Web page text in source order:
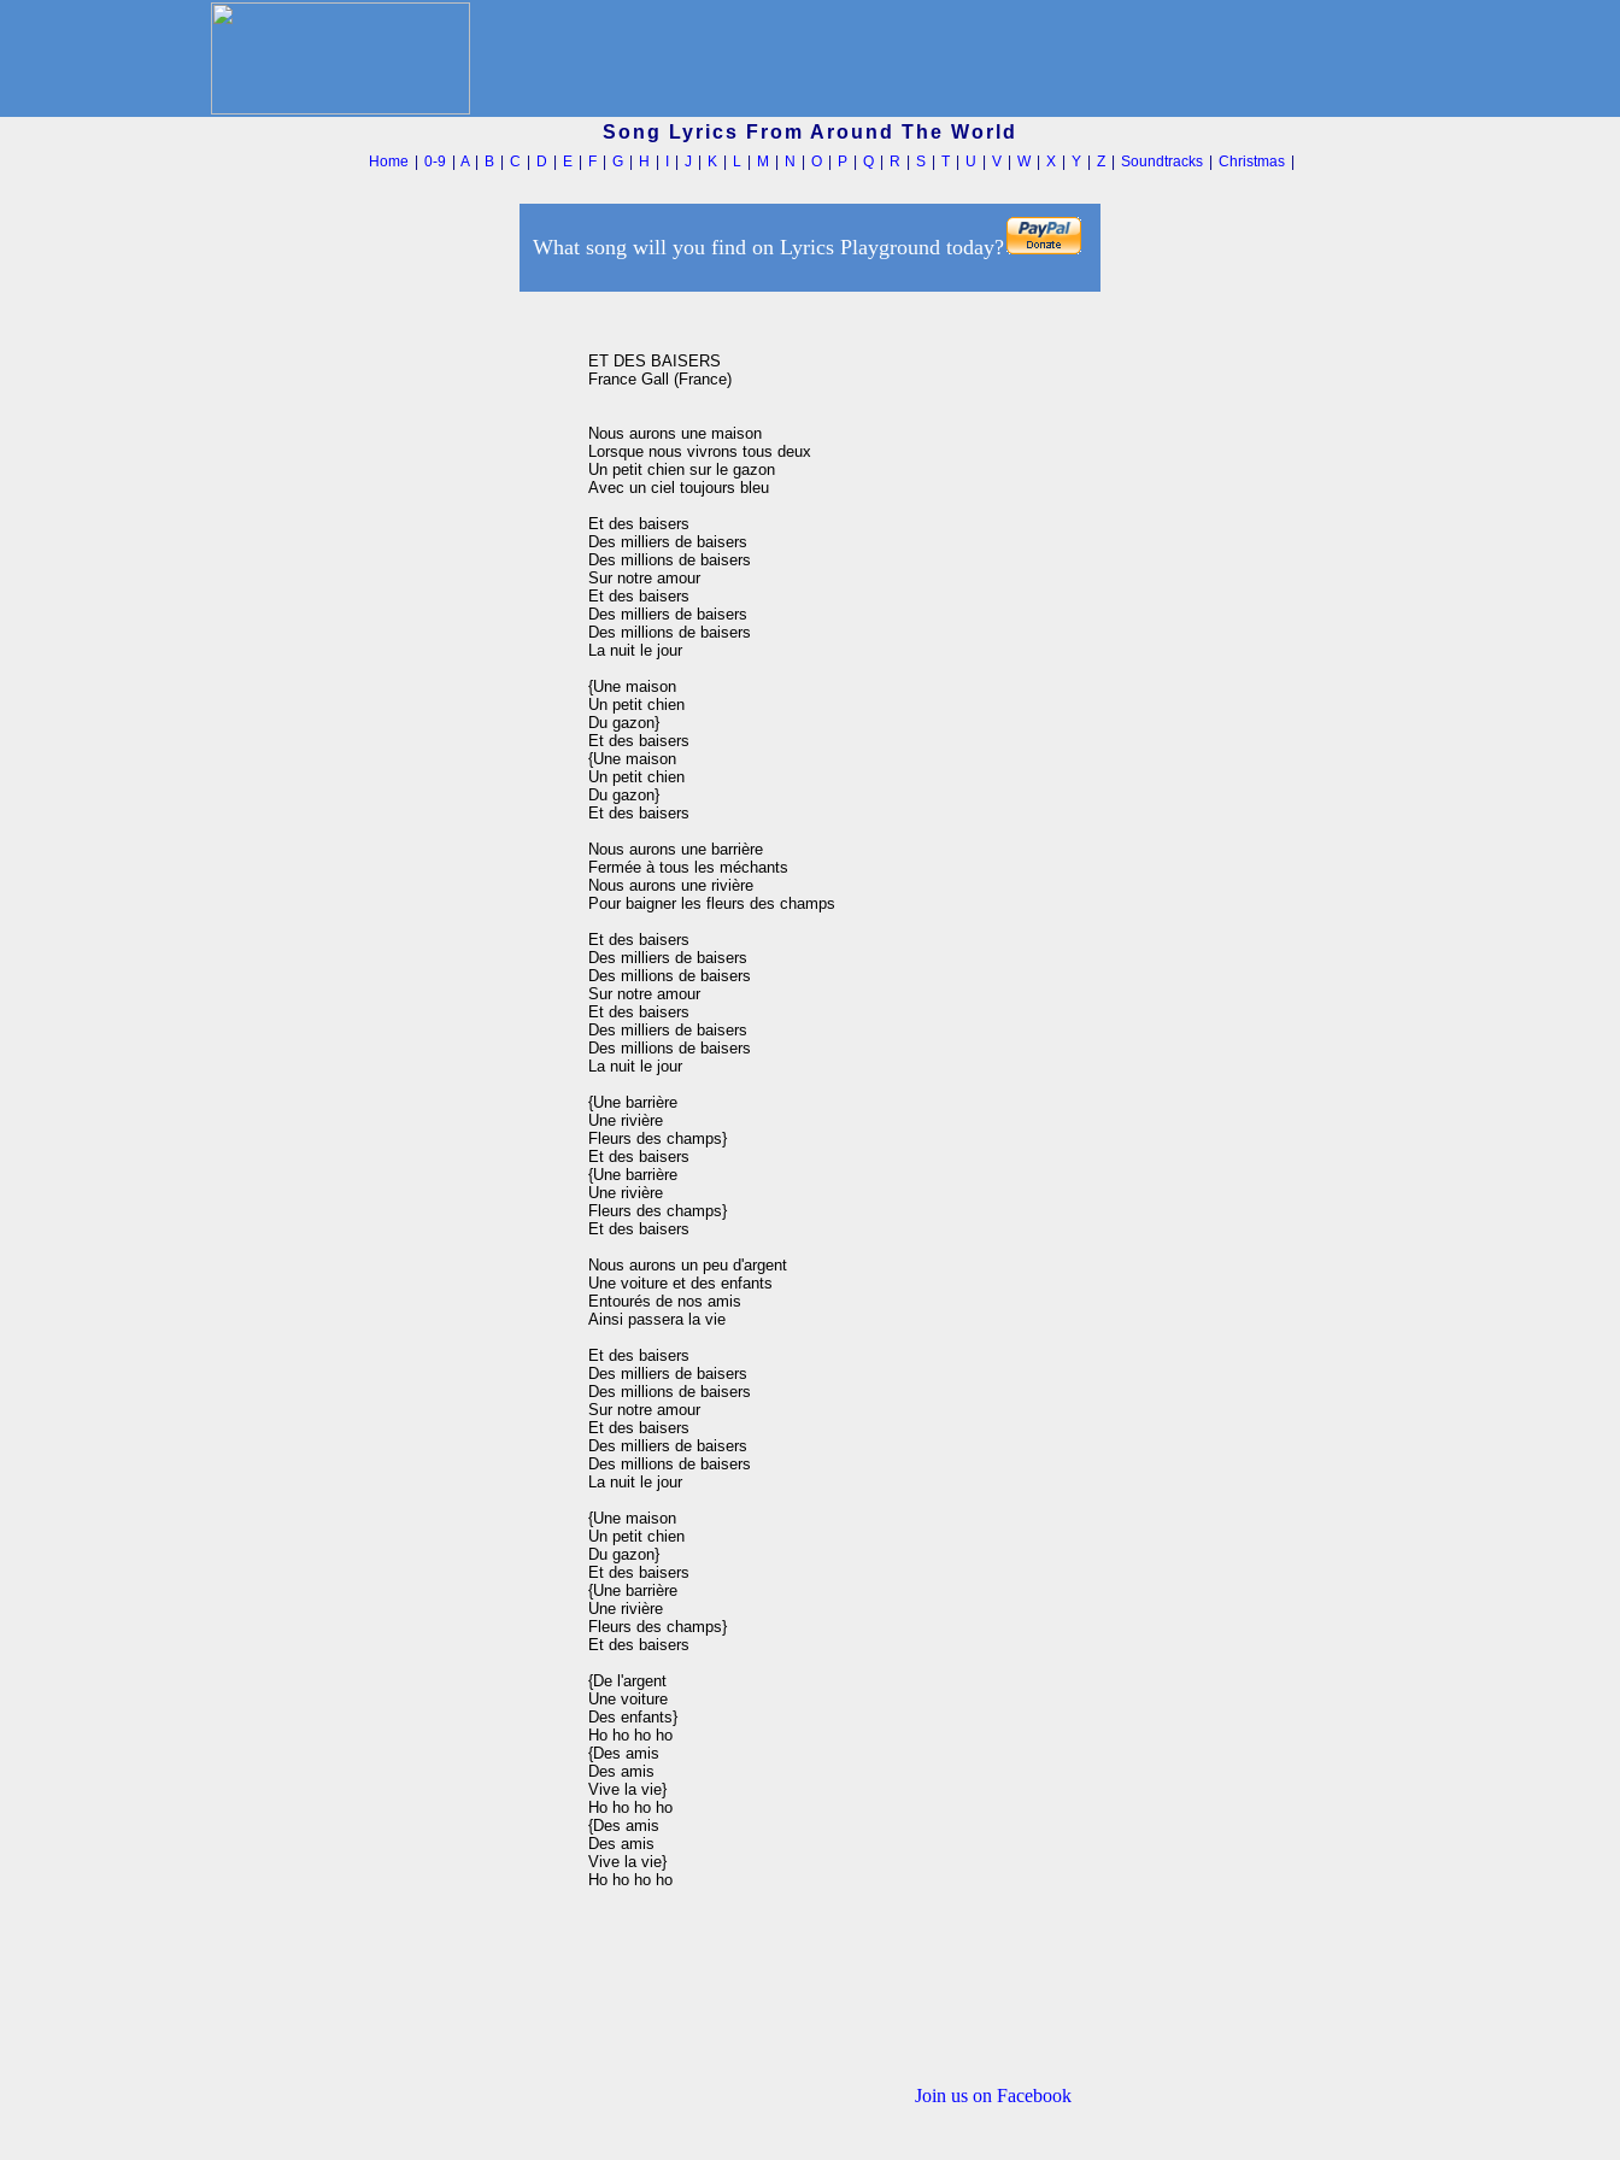
Song Lyrics From Around The World
Home 0-9 A| B| C D E| F| G| H J| K| L| M N O| P| Q| R S| T| U V| W| X| Y| Z| Soundtracks| Christmas|
What song will you find on Lyrics Playground today?
ET DES BAISERS
France Gall (France)
Nous aurons une maison
Lorsque nous vivrons tous deux
Un petit chien sur le gazon
Avec un ciel toujours bleu
Et des baisers
Des milliers de baisers
Des millions de baisers
Sur notre amour
Et des baisers
Des milliers de baisers
Des millions de baisers
La nuit le jour
{Une maison
Un petit chien
Du gazon}
Et des baisers
{Une maison
Un petit chien
Du gazon}
Et des baisers
Nous aurons une barrière
Fermée à tous les méchants
Nous aurons une rivière
Pour baigner les fleurs des champs
Et des baisers
Des milliers de baisers
Des millions de baisers
Sur notre amour
Et des baisers
Des milliers de baisers
Des millions de baisers
La nuit le jour
{Une barrière
Une rivière
Fleurs des champs}
Et des baisers
{Une barrière
Une rivière
Fleurs des champs}
Et des baisers
Nous aurons un peu d'argent
Une voiture et des enfants
Entourés de nos amis
Ainsi passera la vie
Et des baisers
Des milliers de baisers
Des millions de baisers
Sur notre amour
Et des baisers
Des milliers de baisers
Des millions de baisers
La nuit le jour
{Une maison
Un petit chien
Du gazon}
Et des baisers
{Une barrière
Une rivière
Fleurs des champs}
Et des baisers
{De l'argent
Une voiture
Des enfants}
Ho ho ho ho
{Des amis
Des amis
Vive la vie}
Ho ho ho ho
{Des amis
Des amis
Vive la vie}
Ho ho ho ho
Join us on Facebook